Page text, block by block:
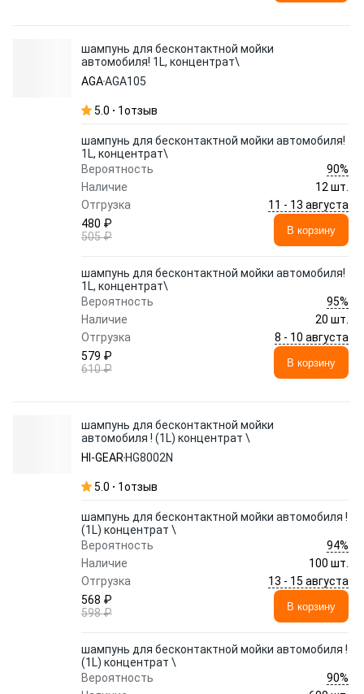
шампунь для бесконтактной мойки
автомобиля! 1L, концентрат\
AGAAGA105
5.0 1отзыв
шампунь для бесконтактной мойки автомобиля!
1L, концентрат\
Вероятность
90%
Наличие
12 шт.
Отгрузка
11 - 13 августа
480 ₽
505 ₽
В корзину
шампунь для бесконтактной мойки автомобиля!
1L, концентрат\
Вероятность
95%
Наличие
20 шт.
Отгрузка
8 - 10 августа
579 ₽
610 ₽
В корзину
шампунь для бесконтактной мойки
автомобиля ! (1L) концентрат \
HI-GEAR HG8002N
5.0 1отзыв
шампунь для бесконтактной мойки автомобиля !
(1L) концентрат \
Вероятность
94%
Наличие
100 шт.
Отгрузка
13 - 15 августа
568 ₽
598 ₽
В корзину
шампунь для бесконтактной мойки автомобиля !
(1L) концентрат \
Вероятность
90%